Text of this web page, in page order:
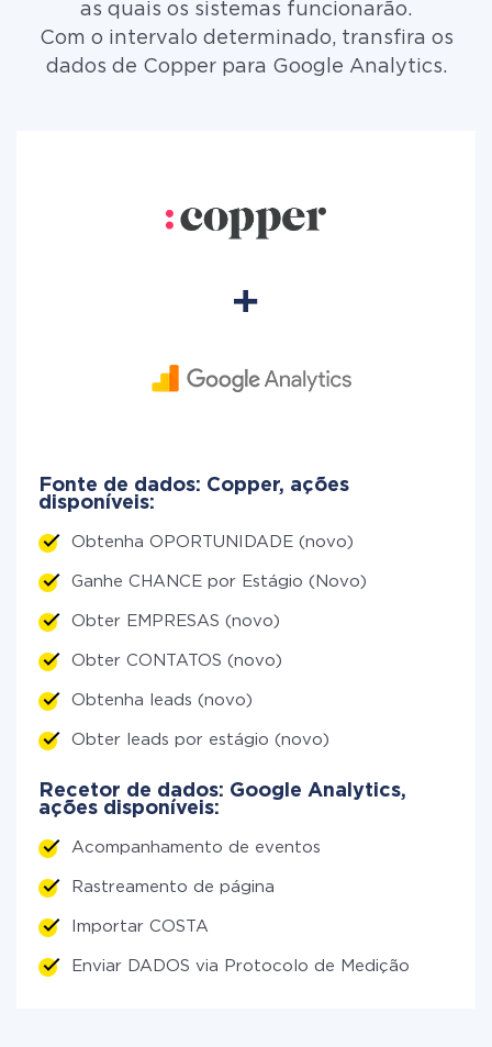
as quais os sistemas funcionarão.
Com o intervalo determinado, transfira os
dados de Copper para Google Analytics.
Fonte de dados: Copper, ações
disponíveis:
Obtenha OPORTUNIDADE (novo)
Ganhe CHANCE por Estágio (Novo)
Obter EMPRESAS (novo)
Obter CONTATOS (novo)
Obtenha leads (novo)
Obter leads por estágio (novo)
Recetor de dados: Google Analytics,
ações disponíveis:
Acompanhamento de eventos
Rastreamento de página
Importar COSTA
Enviar DADOS via Protocolo de Medição